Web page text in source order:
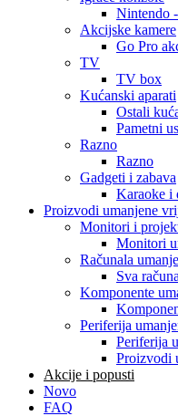
Nintendo
Akcijske kamere
Go Pro
TV
TV box
Kućanski aparati
Ostali
Pametni
Razno
Razno
Gadgeti i zabava
Karaoke i
Proizvodi umanjene
Monitori i
Monitori
Računala
Sva
Komponente
Periferija
Periferija
Proizvodi
Akcije i popusti
Novo
FAQ